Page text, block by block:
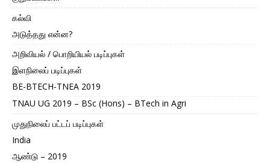
கல்வி
அடுத்தது என்ன?
அறிவியல் / பொறியியல் படிப்புகள்
இளநிலைப் படிப்புகள்
BE-BTECH-TNEA 2019
TNAU UG 2019 – BSc (Hons) – BTech in Agri
முதுநிலைப் பட்டப் படிப்புகள்
India
ஆண்டு – 2019